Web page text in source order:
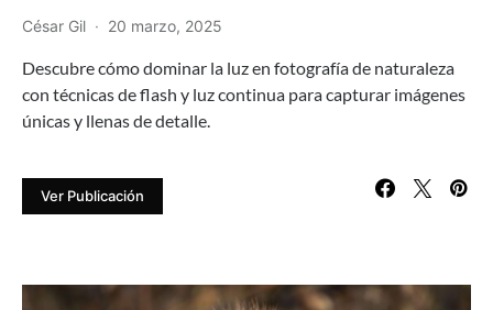
César Gil 20 marzo, 2025
Descubre cómo dominar la luz en fotografía de naturaleza
con técnicas de flash y luz continua para capturar imágenes
únicas y llenas de detalle.
Ver Publicación